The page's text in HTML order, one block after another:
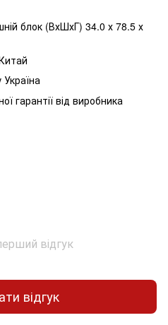
блок (ВхШхГ) 34.0 х 78.5 х
Україна
гарантії від виробника
відгук
відгук